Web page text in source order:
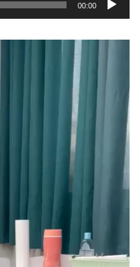
00:00
مشغل
الفيديو